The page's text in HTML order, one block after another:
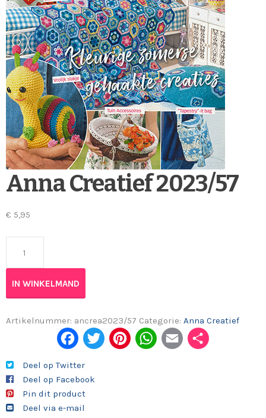
Anna Creatief 2023/57
€ 5,95
IN WINKELMAND
Artikelnummer: ancrea2023/57 Categorie: Anna Creatief
Fac
ok
Twi
Pint
Wh
Em
Deel op Twitter
Deel op Facebook
Pin dit product
Deel via e-mail